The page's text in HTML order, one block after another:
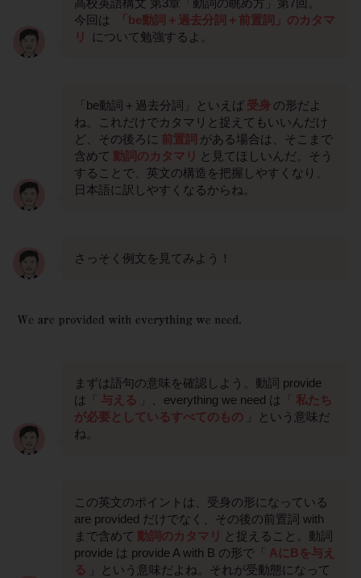
高校英語構文 第3章「動詞の眺め方」第7回。
今回は
「be動詞＋過去分詞＋前置詞」のカタマ
リ
について勉強するよ。
「be動詞＋過去分詞」といえば 受身 の形だよ
ね。これだけでカタマリと捉えてもいいんだけ
ど、その後ろに 前置詞 がある場合は、そこまで
含めて
動詞のカタマリ
と見てほしいんだ。そう
することで、英文の構造を把握しやすくなり、
日本語に訳しやすくなるからね。
さっそく例文を見てみよう！
まずは語句の意味を確認しよう。動詞 provide
は「 与える 」、everything we need は「 私たち
が必要としているすべてのもの
」という意味だ
ね。
この英文のポイントは、受身の形になっている
are provided だけでなく、その後の前置詞 with
まで含めて
動詞のカタマリ
と捉えること。動詞
provide は provide A with B の形で「 AにBを与え
る
」という意味だよね。それが受動態になって